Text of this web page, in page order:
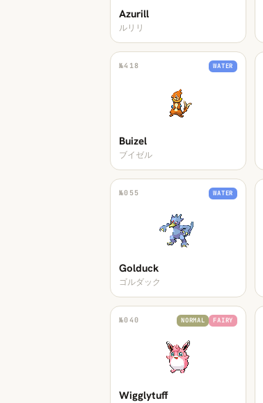
Azurill
ルリリ
№418 WATER
Buizel
ブイゼル
№055 WATER
Golduck
ゴルダック
№040 NORMAL FAIRY
Wigglytuff